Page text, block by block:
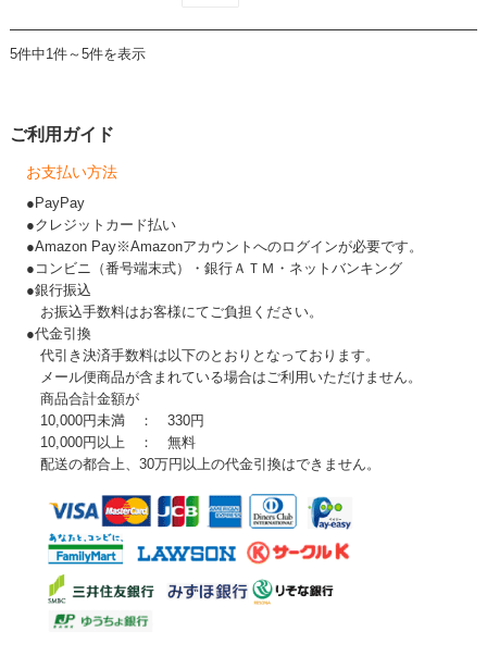
5件中1件～5件を表示
ご利用ガイド
お支払い方法
●PayPay
●クレジットカード払い
●Amazon Pay※Amazonアカウントへのログインが必要です。
●コンビニ（番号端末式）・銀行ＡＴＭ・ネットバンキング
●銀行振込
お振込手数料はお客様にてご負担ください。
●代金引換
代引き決済手数料は以下のとおりとなっております。
メール便商品が含まれている場合はご利用いただけません。
商品合計金額が
10,000円未満 ： 330円
10,000円以上 ： 無料
配送の都合上、30万円以上の代金引換はできません。